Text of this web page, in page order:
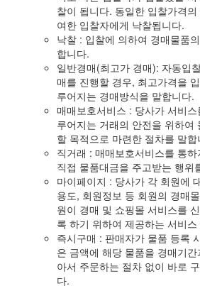
찰이 됩니다. 동일한 입찰가격
여한 입찰자에게 낙찰됩니다.
낙찰 : 입찰에 의하여 경매물품
합니다.
일반경매(최고가 경매): 자동입
매를 진행할 경우, 최고가격을
루어지는 경매방식을 말합니다.
매매보호서비스 : 당사가 서비
루어지는 거래의 안전을 위하여
할 목적으로 마련한 절차를 말합
직거래 : 매매보호서비스를 통
직접 물품대금을 주고받는 행위
마이페이지 : 당사가 각 회원에
용도, 회원정보 등 회원의 경매
원이 경매 및 쇼핑몰 서비스를
록 하기 위하여 제공하는 서비
즉시구매 : 판매자가 물품 등록
은 금액에 해당 물품을 경매기
아서 주문하는 절차 없이 바로
다.